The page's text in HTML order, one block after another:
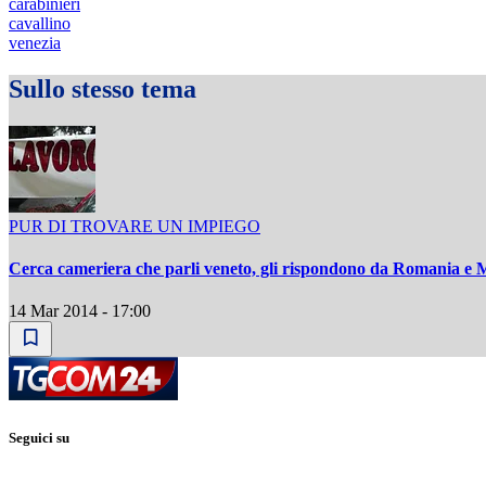
carabinieri
cavallino
venezia
Sullo stesso tema
PUR DI TROVARE UN IMPIEGO
Cerca cameriera che parli veneto, gli rispondono da Romania e
14 Mar 2014 - 17:00
Seguici su